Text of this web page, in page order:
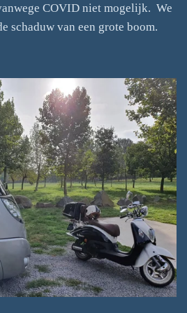
COVID niet mogelijk. We
schaduw van een grote boom.